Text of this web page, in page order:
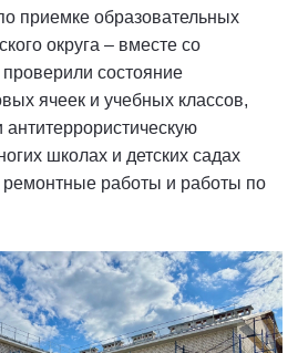
приемке образовательных
округа – вместе со
состояние
ячеек и учебных классов,
школах и детских садах
работы и работы по